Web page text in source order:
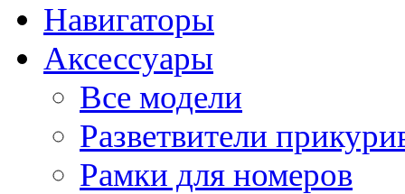
Навигаторы
Аксессуары
Все модели
Разветвители
Рамки для номеров